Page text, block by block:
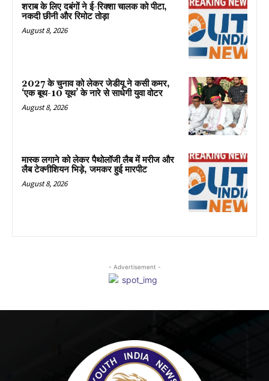
शराब के लिए दबंगों ने ई-रिक्शा चालक को पीटा,
नकदी छीनी और रिमोट तोड़ा
August 8, 2026
2027 के चुनाव को लेकर जेडीयू ने कसी कमर,
‘एक बूथ-10 यूथ’ के नारे से साधेगी युवा वोटर
August 8, 2026
मास्क लगाने को लेकर पैथोलॉजी लैब में मरीज और
लैब टेक्नीशियन भिड़े, जमकर हुई मारपीट
August 8, 2026
- Advertisement -